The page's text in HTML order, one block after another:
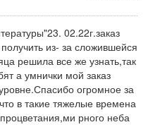
02.22г.заказ
из- за сложившейся
решила все же узнать,так
а умнички мой заказ
огромное за
в такие тяжелые времена
рного неба